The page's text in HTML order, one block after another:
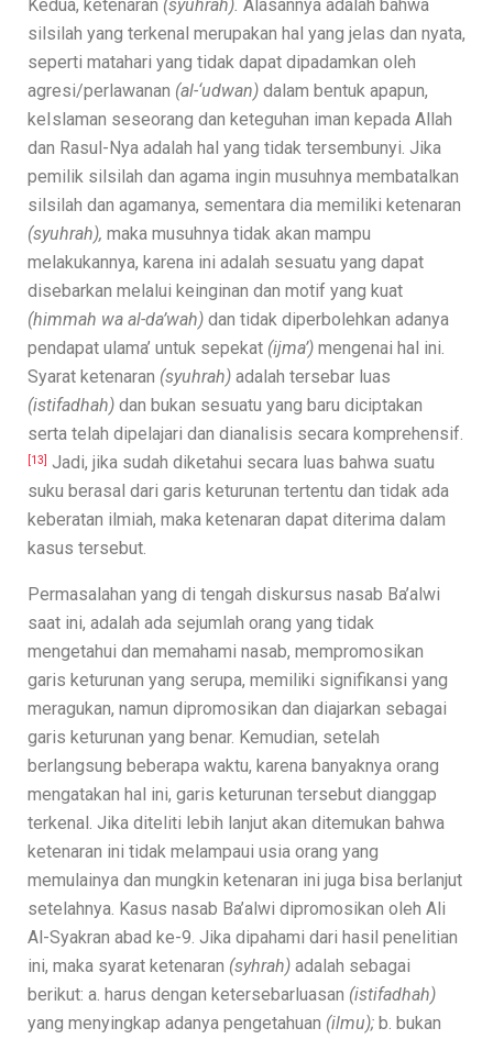
Kedua, ketenaran (syuhrah). Alasannya adalah bahwa
silsilah yang terkenal merupakan hal yang jelas dan nyata,
seperti matahari yang tidak dapat dipadamkan oleh
agresi/perlawanan (al-‘udwan) dalam bentuk apapun,
keIslaman seseorang dan keteguhan iman kepada Allah
dan Rasul-Nya adalah hal yang tidak tersembunyi. Jika
pemilik silsilah dan agama ingin musuhnya membatalkan
silsilah dan agamanya, sementara dia memiliki ketenaran
(syuhrah), maka musuhnya tidak akan mampu
melakukannya, karena ini adalah sesuatu yang dapat
disebarkan melalui keinginan dan motif yang kuat
(himmah wa al-da’wah) dan tidak diperbolehkan adanya
pendapat ulama’ untuk sepekat (ijma’) mengenai hal ini.
Syarat ketenaran (syuhrah) adalah tersebar luas
(istifadhah) dan bukan sesuatu yang baru diciptakan
serta telah dipelajari dan dianalisis secara komprehensif.
[13]
Jadi, jika sudah diketahui secara luas bahwa suatu
suku berasal dari garis keturunan tertentu dan tidak ada
keberatan ilmiah, maka ketenaran dapat diterima dalam
kasus tersebut.
Permasalahan yang di tengah diskursus nasab Ba’alwi
saat ini, adalah ada sejumlah orang yang tidak
mengetahui dan memahami nasab, mempromosikan
garis keturunan yang serupa, memiliki signifikansi yang
meragukan, namun dipromosikan dan diajarkan sebagai
garis keturunan yang benar. Kemudian, setelah
berlangsung beberapa waktu, karena banyaknya orang
mengatakan hal ini, garis keturunan tersebut dianggap
terkenal. Jika diteliti lebih lanjut akan ditemukan bahwa
ketenaran ini tidak melampaui usia orang yang
memulainya dan mungkin ketenaran ini juga bisa berlanjut
setelahnya. Kasus nasab Ba’alwi dipromosikan oleh Ali
Al-Syakran abad ke-9. Jika dipahami dari hasil penelitian
ini, maka syarat ketenaran (syhrah) adalah sebagai
berikut: a. harus dengan ketersebarluasan (istifadhah)
yang menyingkap adanya pengetahuan (ilmu); b. bukan